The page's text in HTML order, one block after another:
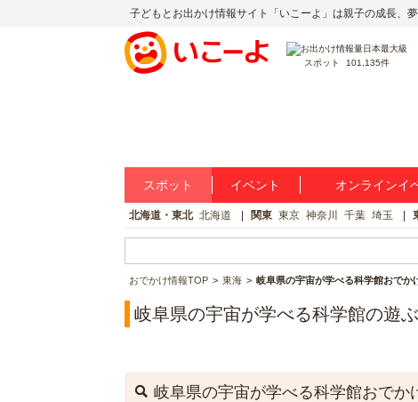
子どもとお出かけ情報サイト「いこーよ」は親子の成長、
スポット 101,135件
スポット イベント オンラインイ
北海道・東北 北海道 関東 東京 神奈川 千葉 埼玉
おでかけ情報TOP 東海 岐阜県の宇宙が学べる科学館おでか
岐阜県の宇宙が学べる科学館の遊
岐阜県の宇宙が学べる科学館おでか